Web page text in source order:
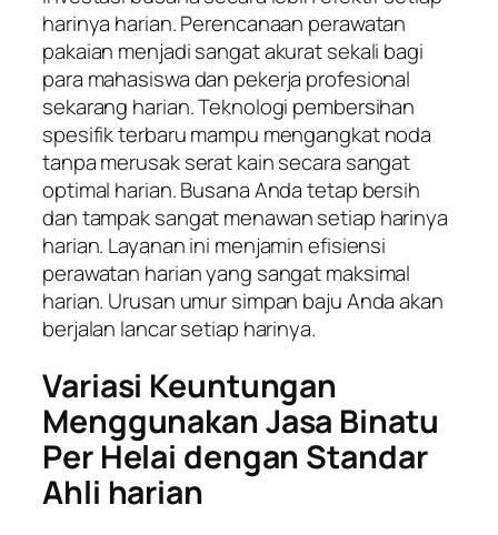
harinya harian. Perencanaan perawatan
pakaian menjadi sangat akurat sekali bagi
para mahasiswa dan pekerja profesional
sekarang harian. Teknologi pembersihan
spesifik terbaru mampu mengangkat noda
tanpa merusak serat kain secara sangat
optimal harian. Busana Anda tetap bersih
dan tampak sangat menawan setiap harinya
harian. Layanan ini menjamin efisiensi
perawatan harian yang sangat maksimal
harian. Urusan umur simpan baju Anda akan
berjalan lancar setiap harinya.
Variasi Keuntungan
Menggunakan Jasa Binatu
Per Helai dengan Standar
Ahli harian